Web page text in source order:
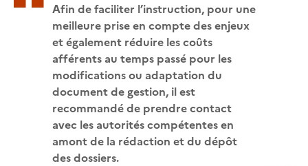
Afin de faciliter l’instruction, pour une
meilleure prise en compte des enjeux
et également réduire les coûts
afférents au temps passé pour les
modifications ou adaptation du
document de gestion, il est
recommandé de prendre contact
avec les autorités compétentes en
amont de la rédaction et du dépôt
des dossiers.